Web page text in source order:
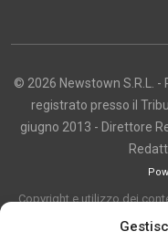
© 2026 Newstown S.R.L. -
registrato presso il
giugno 2013 - Direttore
Copyright e utilizzo dei
articoli, immagini,